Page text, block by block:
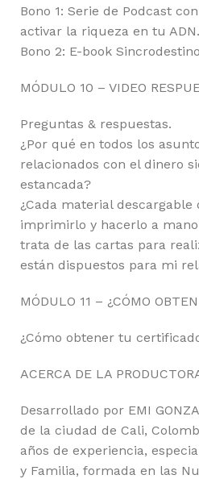
Bono 1: Serie de Podcast
activar la riqueza en tu ADN.
Bono 2: E-book
MÓDULO 10 – VIDEO
Preguntas & respuestas.
¿Por qué en todos los
relacionados con el dinero
estancada?
¿Cada material descargable
imprimirlo y hacerlo a
trata de las cartas para
están dispuestos para mi
MÓDULO 11 – ¿CÓMO
¿Cómo obtener tu
ACERCA DE LA
Desarrollado por EMI
de la ciudad de Cali,
años de experiencia,
y Familia, formada en las